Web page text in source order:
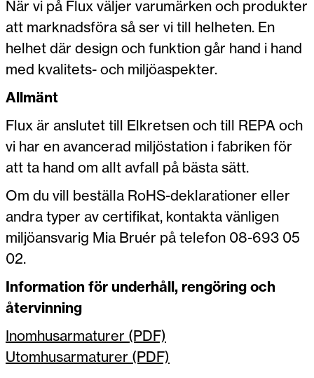
När vi på Flux väljer varumärken och produkter
att marknadsföra så ser vi till helheten. En
helhet där design och funktion går hand i hand
med kvalitets- och miljöaspekter.
Allmänt
Flux är anslutet till Elkretsen och till REPA och
vi har en avancerad miljöstation i fabriken för
att ta hand om allt avfall på bästa sätt.
Om du vill beställa RoHS-deklarationer eller
andra typer av certifikat, kontakta vänligen
miljöansvarig Mia Bruér på telefon 08-693 05
02.
Information för underhåll, rengöring och
återvinning
Inomhusarmaturer (PDF)
Utomhusarmaturer (PDF)